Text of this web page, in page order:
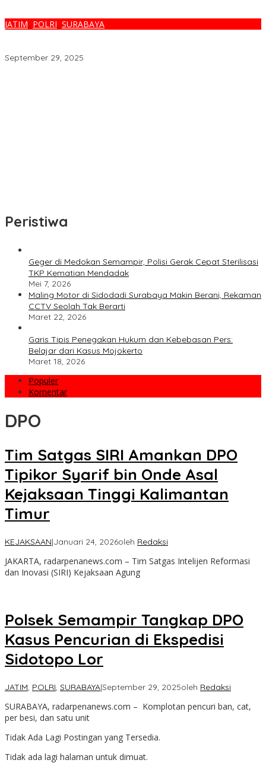
JATIM, POLRI, SURABAYA
September 29, 2025
Peristiwa
Geger di Medokan Semampir, Polisi Gerak Cepat Sterilisasi
TKP Kematian Mendadak
Mei 7, 2026
Maling Motor di Sidodadi Surabaya Makin Berani, Rekaman
CCTV Seolah Tak Berarti
Maret 22, 2026
Garis Tipis Penegakan Hukum dan Kebebasan Pers:
Belajar dari Kasus Mojokerto
Maret 18, 2026
Populer
Komentar
DPO
Tim Satgas SIRI Amankan DPO
Tipikor Syarif bin Onde Asal
Kejaksaan Tinggi Kalimantan
Timur
KEJAKSAAN|Januari 24, 2026oleh Redaksi
JAKARTA, radarpenanews.com – Tim Satgas Intelijen Reformasi
dan Inovasi (SIRI) Kejaksaan Agung
Polsek Semampir Tangkap DPO
Kasus Pencurian di Ekspedisi
Sidotopo Lor
JATIM, POLRI, SURABAYA|September 29, 2025oleh Redaksi
SURABAYA, radarpenanews.com – Komplotan pencuri ban, cat,
per besi, dan satu unit
Tidak Ada Lagi Postingan yang Tersedia.
Tidak ada lagi halaman untuk dimuat.